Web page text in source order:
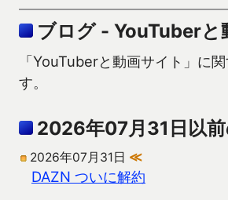
ブログ - YouTuberと
「YouTuberと動画サイト」に
す。
2026年07月31日以
2026年07月31日 ≪
DAZN ついに解約